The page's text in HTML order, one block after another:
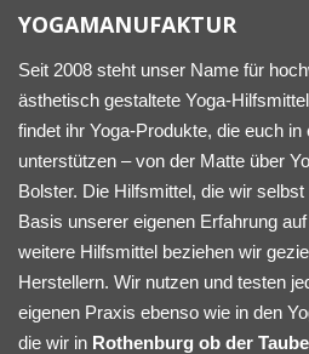
YOGAMANUFAKTUR
Seit 2008 steht unser Name für
ästhetisch gestaltete Yoga-
findet ihr Yoga-Produkte, die euch
unterstützen – von der Matte über
Bolster. Die Hilfsmittel, die wir
Basis unserer eigenen Erfahrung
weitere Hilfsmittel beziehen wir
Herstellern. Wir nutzen und testen
eigenen Praxis ebenso wie in den
die wir in Rothenburg ob der